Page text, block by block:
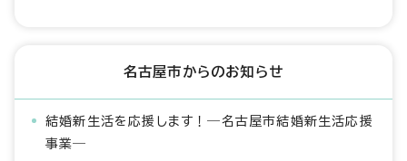
名古屋市からのお知らせ
結婚新生活を応援します！―名古屋市結婚新生活応援
事業―